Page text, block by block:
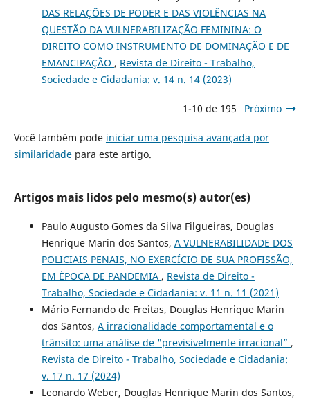
DAS RELAÇÕES DE PODER E DAS VIOLÊNCIAS NA
QUESTÃO DA VULNERABILIZAÇÃO FEMININA: O
DIREITO COMO INSTRUMENTO DE DOMINAÇÃO E DE
EMANCIPAÇÃO , Revista de Direito - Trabalho,
Sociedade e Cidadania: v. 14 n. 14 (2023)
1-10 de 195 Próximo
Você também pode iniciar uma pesquisa avançada por
similaridadepara este artigo.
Artigos mais lidos pelo mesmo(s) autor(es)
Paulo Augusto Gomes da Silva Filgueiras, Douglas
Henrique Marin dos Santos, A VULNERABILIDADE DOS
POLICIAIS PENAIS, NO EXERCÍCIO DE SUA PROFISSÃO,
EM ÉPOCA DE PANDEMIA , Revista de Direito -
Trabalho, Sociedade e Cidadania: v. 11 n. 11 (2021)
Mário Fernando de Freitas, Douglas Henrique Marin
dos Santos, A irracionalidade comportamental e o
trânsito: uma análise de "previsivelmente irracional” ,
Revista de Direito - Trabalho, Sociedade e Cidadania:
v. 17 n. 17 (2024)
Leonardo Weber, Douglas Henrique Marin dos Santos,